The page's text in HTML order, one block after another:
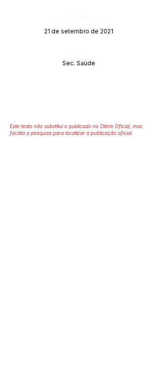
21 de setembro de 2021
Sec. Saúde
Este texto não substitui o publicado no Diário Oficial, mas
facilita a pesquisa para localizar a publicação oficial.